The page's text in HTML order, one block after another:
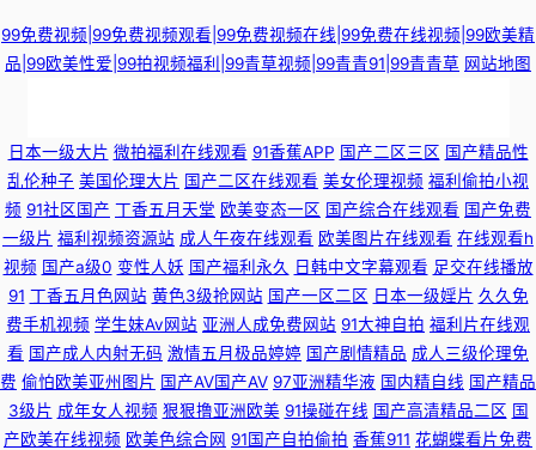
99免费视频|99免费视频观看|99免费视频在线|99免费在线视频|99欧美精
品|99欧美性爱|99拍视频福利|99青草视频|99青青91|99青青草 网站地图
导航 午夜国产诱惑 91孕妇视频 久草福利视频 综合色站导航 国产婷婷视频39
页 影音先锋qj图区 成人网站做爱在线免费 微拍福利99 99东京热99 伦理剧一
区二区 91大神麻豆精品 大香蕉在线观看8 人人摸人人爽av 91国产视频在线
久草社区在线 91夫妻交友视频 东方av最新网址 日韩新片无码 91人妻视频 国
产伊人41p 无码永久免费 91视频首页入口在线观看 男人天堂社区5月天 91饭
日本一级大片 微拍福利在线观看 91香蕉APP 国产二区三区 国产精品性
乱伦种子 美国伦理大片 国产二区在线观看 美女伦理视频 福利偷拍小视
频 91社区国产 丁香五月天堂 欧美变态一区 国产综合在线观看 国产免费
一级片 福利视频资源站 成人午夜在线观看 欧美图片在线观看 在线观看h
视频 国产a级0 变性人妖 国产福利永久 日韩中文字幕观看 足交在线播放
91 丁香五月色网站 黄色3级抢网站 国产一区二区 日本一级婬片 久久免
费手机视频 学生妹Av网站 亚洲人成免费网站 91大神自拍 福利片在线观
看 国产成人内射无码 激情五月极品婷婷 国产剧情精品 成人三级伦理免
费 偷怕欧美亚州图片 国产AV国产AV 97亚洲精华液 国内精自线 国产精品
3级片 成年女人视频 狠狠撸亚洲欧美 91操碰在线 国产高清精品二区 国
产欧美在线视频 欧美色综合网 91国产自拍偷拍 香蕉911 花蝴蝶看片免费